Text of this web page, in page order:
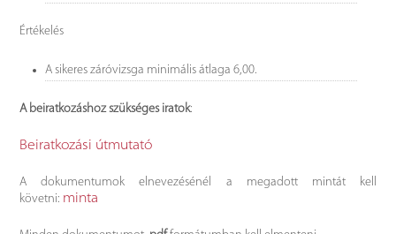
Értékelés
A sikeres záróvizsga minimális átlaga 6,00.
A beiratkozáshoz szükséges iratok:
Beiratkozási útmutató
A dokumentumok elnevezésénél a megadott mintát kell
követni: minta